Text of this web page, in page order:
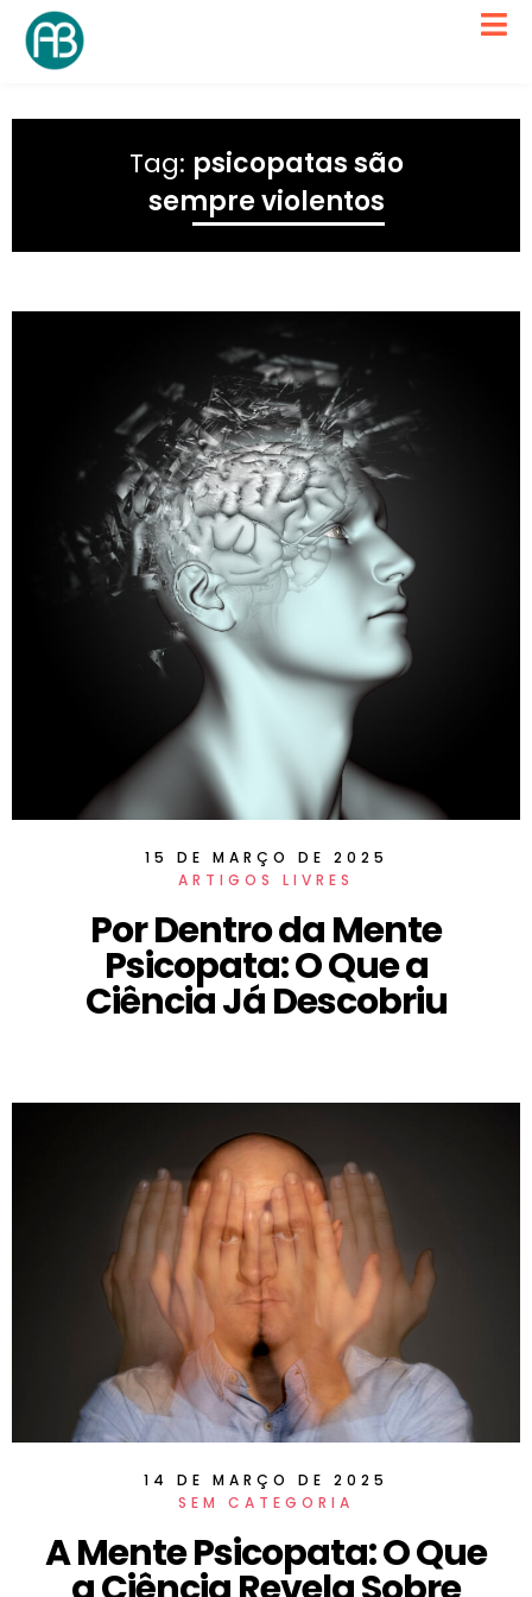
Tag: psicopatas são
sempre violentos
15 DE MARÇO DE 2025
ARTIGOS LIVRES
Por Dentro da Mente
Psicopata: O Que a
Ciência Já Descobriu
14 DE MARÇO DE 2025
SEM CATEGORIA
A Mente Psicopata: O Que